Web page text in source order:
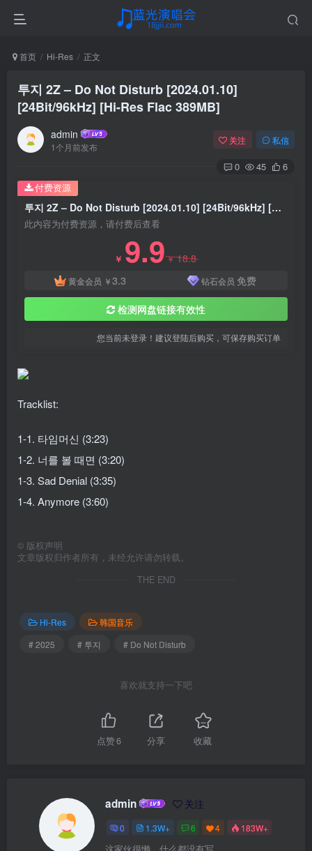
首页 Hi-Res 正文
투지 2Z – Do Not Disturb [2024.01.10]
[24Bit/96kHz] [Hi-Res Flac 389MB]
admin
1个月前发布
关注 私信
0 45 6
투지 2Z – Do Not Disturb [2024.01.10] [24Bit/96kHz] [Hi-Res Flac 389MB]
此内容为付费资源，请付费后查看
￥ 9.9￥18.8
黄金会员 ￥3.3 钻石会员 免费
检测网盘链接有效性
您当前未登录！建议登陆后购买，可保存购买订单
付费资源
Tracklist:
1-1. 타임머신 (3:23)
1-2. 너를 볼 때면 (3:20)
1-3. Sad Denial (3:35)
1-4. Anymore (3:60)
© 版权声明
文章版权归作者所有，未经允许请勿转载。
THE END
Hi-Res
韩国音乐
# 2025
# 투지 # Do Not Disturb
喜欢就支持一下吧
点赞6 分享 收藏
admin 关注
0 1.3W+ 6 4 183W+